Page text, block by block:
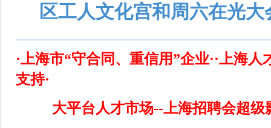
区工人文化宫和周六在光
·上海市“守合同、重信用”企业··上海
支持·
大平台人才市场--上海招聘会超级